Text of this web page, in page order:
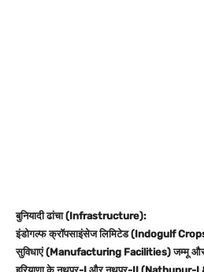
बुनियादी ढांचा (Infrastructure):
इंडोगल्फ क्रॉपसाइंसेज लिमिटेड (Indogulf
सुविधाएं (Manufacturing Facilities) जम्मू